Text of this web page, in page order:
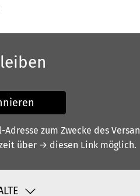
zum Zwecke des
über → diesen Link möglich.